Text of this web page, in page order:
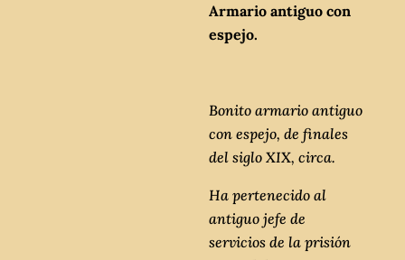
Armario antiguo con
espejo.
Bonito armario antiguo
con espejo, de finales
del siglo XIX, circa.
Ha pertenecido al
antiguo jefe de
servicios de la prisión